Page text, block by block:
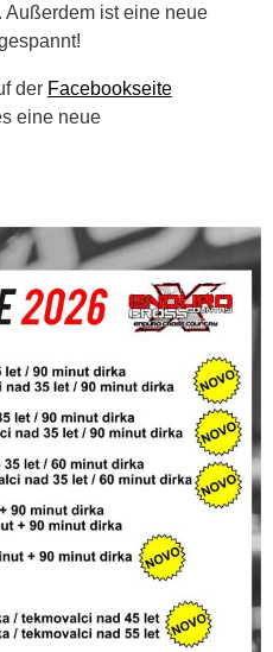
Außerdem ist eine neue
der Facebookseite
eine neue